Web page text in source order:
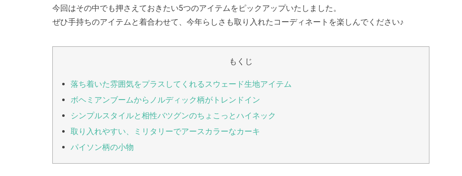
今回はその中でも押さえておきたい5つのアイテムをピックアップいたしました。
ぜひ手持ちのアイテムと着合わせて、今年らしさも取り入れたコーディネートを楽しんでください♪
もくじ
落ち着いた雰囲気をプラスしてくれるスウェード生地アイテム
ボヘミアンブームからノルディック柄がトレンドイン
シンプルスタイルと相性バツグンのちょこっとハイネック
取り入れやすい、ミリタリーでアースカラーなカーキ
パイソン柄の小物